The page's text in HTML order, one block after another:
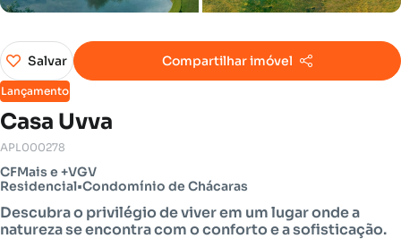
Lançamento
Casa Uvva
Salvar Compartilhar imóvel
APL000278
CFMais e +VGV
Residencial•Condomínio de Chácaras
Descubra o privilégio de viver em um lugar onde a
natureza se encontra com o conforto e a sofisticação.